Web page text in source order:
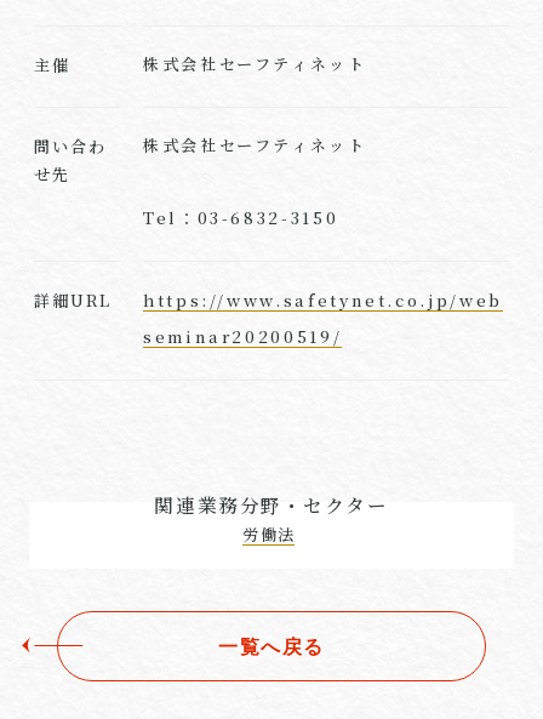
主催 株式会社セーフティネット
問い合わ
せ先
株式会社セーフティネット
Tel：03-6832-3150
詳細URL
https://www.safetynet.co.jp/web
seminar20200519/
関連業務分野・セクター
労働法
一覧へ戻る